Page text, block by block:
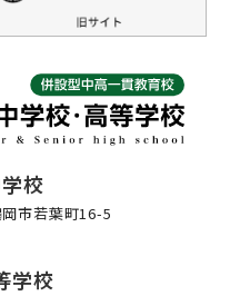
校
市若葉町16-5
学校